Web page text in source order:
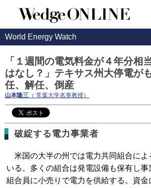
World Energy Watch
「１週間の電気料金が４年分相
はなし？」テキサス州大停電が
任、解任、倒産
山本隆三 （ 常葉大学名誉教授）
破綻する電力事業者
米国の大半の州では電力共同組合によ
いる。多くの組合は発電設備も保有し事
組合員に小売りで電力を供給する。資